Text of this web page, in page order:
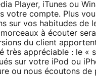
Player, iTunes ou
votre compte. Plus
sur vos habitudes de
à écouter
du client
très appréciable : le «
sur votre iPod ou
ou nous écoutons de